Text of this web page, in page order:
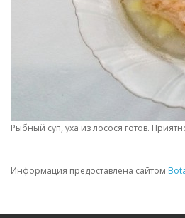
Рыбный суп, уха из лосося готов.
Информация предоставлена сайтом